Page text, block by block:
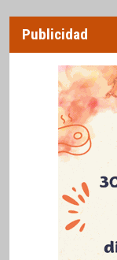
Publicidad